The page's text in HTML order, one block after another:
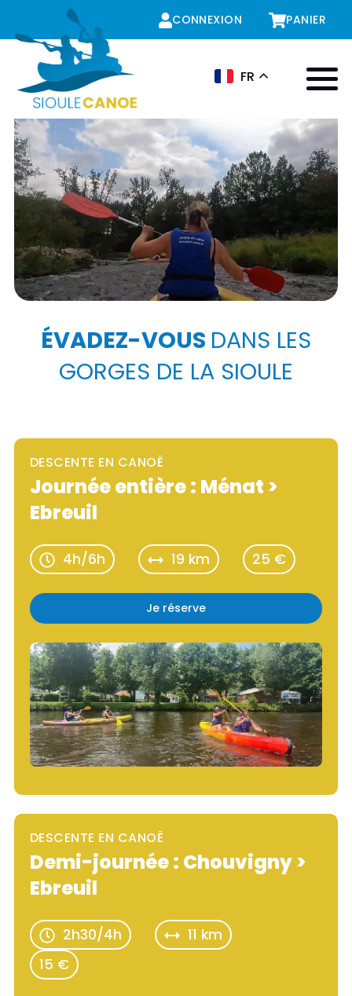
FR
CONNEXION PANIER
Menu
ÉVADEZ-VOUS DANS LES
GORGES DE LA SIOULE
DESCENTE EN CANOË
Journée entière : Ménat >
Ebreuil
4h/6h 19 km 25 €
Je réserve
DESCENTE EN CANOË
Demi-journée : Chouvigny >
Ebreuil
2h30/4h
11 km
15 €